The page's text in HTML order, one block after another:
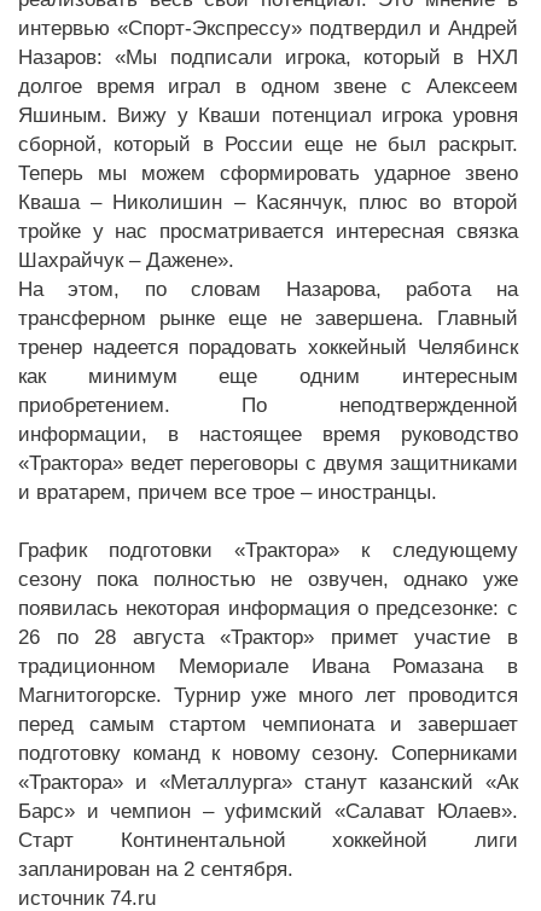
интервью «Спорт-Экспрессу» подтвердил и Андрей
Назаров: «Мы подписали игрока, который в НХЛ
долгое время играл в одном звене с Алексеем
Яшиным. Вижу у Кваши потенциал игрока уровня
сборной, который в России еще не был раскрыт.
Теперь мы можем сформировать ударное звено
Кваша – Николишин – Касянчук, плюс во второй
тройке у нас просматривается интересная связка
Шахрайчук – Дажене».
На этом, по словам Назарова, работа на
трансферном рынке еще не завершена. Главный
тренер надеется порадовать хоккейный Челябинск
как минимум еще одним интересным
приобретением. По неподтвержденной
информации, в настоящее время руководство
«Трактора» ведет переговоры с двумя защитниками
и вратарем, причем все трое – иностранцы.
График подготовки «Трактора» к следующему
сезону пока полностью не озвучен, однако уже
появилась некоторая информация о предсезонке: с
26 по 28 августа «Трактор» примет участие в
традиционном Мемориале Ивана Ромазана в
Магнитогорске. Турнир уже много лет проводится
перед самым стартом чемпионата и завершает
подготовку команд к новому сезону. Соперниками
«Трактора» и «Металлурга» станут казанский «Ак
Барс» и чемпион – уфимский «Салават Юлаев».
Старт Континентальной хоккейной лиги
запланирован на 2 сентября.
источник 74.ru